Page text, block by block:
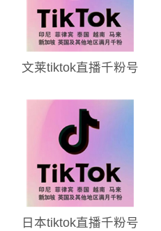
文莱tiktok直播千粉号
日本tiktok直播千粉号